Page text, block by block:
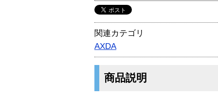
関連カテゴリ
AXDA
商品説明